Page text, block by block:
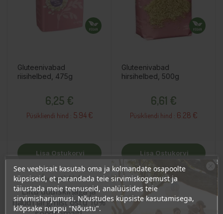
Gluteenivabad
riisihelbed, 475g
6,25 €
Püsikliendi hind : 5.94 €
Lisa Ostukorvi
Gluteenivabad
hirsihelbed, 500g
6,61 €
Püsikliendi hind : 6.28 €
Lisa Ostukorvi
OSTA HULGI
OSTA HULGI
OSTA HULGI −20% OSTA HULGI
OSTA HULGI
OSTA HULGI
See veebisait kasutab oma ja kolmandate osapoolte
küpsiseid, et parandada teie sirvimiskogemust ja
täiustada meie teenuseid, analüüsides teie
sirvimisharjumusi. Nõustudes küpsiste kasutamisega,
klõpsake nuppu "Nõustu".
Ära veel lahku!
Liitu uudiskirjaga ja
naudi järgmist ostu 10%